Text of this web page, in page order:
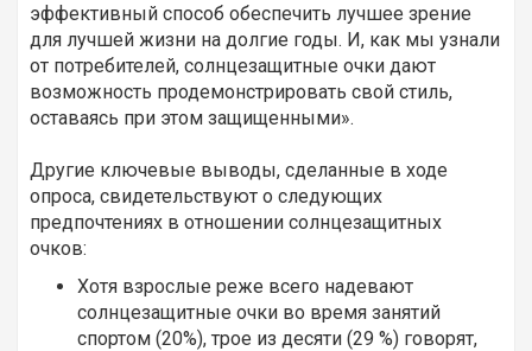
эффективный способ обеспечить лучшее зрение
для лучшей жизни на долгие годы. И, как мы узнали
от потребителей, солнцезащитные очки дают
возможность продемонстрировать свой стиль,
оставаясь при этом защищенными».
Другие ключевые выводы, сделанные в ходе
опроса, свидетельствуют о следующих
предпочтениях в отношении солнцезащитных
очков:
Хотя взрослые реже всего надевают
солнцезащитные очки во время занятий
спортом (20%), трое из десяти (29 %) говорят,